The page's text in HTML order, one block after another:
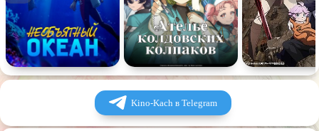
Kino-Kach в Telegram